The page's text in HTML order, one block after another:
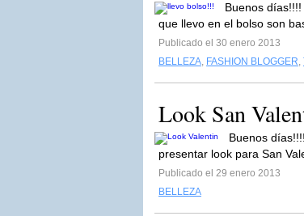
Buenos
que llevo en el bolso son
Publicado el 30 enero 2013
BELLEZA, FASHION BLOGGER,
Look San
Buenos
presentar look para San
Publicado el 29 enero 2013
BELLEZA